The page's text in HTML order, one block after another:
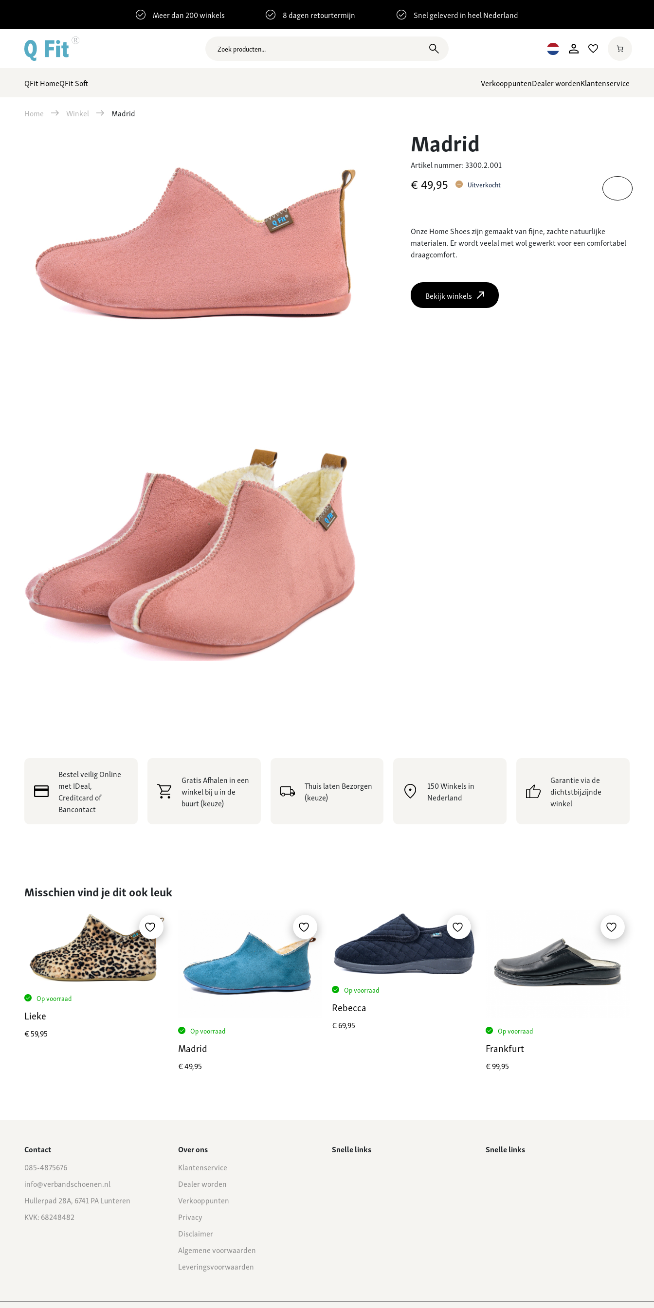
Meer dan 200 winkels 8 dagen retourtermijn Snel geleverd in heel Nederland
QFit HomeQFit Soft VerkooppuntenDealer wordenKlantenservice
Home Winkel Madrid
Madrid
Artikel nummer: 3300.2.001
€49,95 Uitverkocht
Onze Home Shoes zijn gemaakt van fijne, zachte natuurlijke
materialen. Er wordt veelal met wol gewerkt voor een comfortabel
draagcomfort.
Bekijk winkels
Bestel veilig Online
met IDeal,
Creditcard of
Bancontact
Gratis Afhalen in een
winkel bij u in de
buurt (keuze)
Thuis laten Bezorgen
(keuze)
150 Winkels in
Nederland
Garantie via de
dichtstbijzijnde
winkel
Misschien vind je dit ook leuk
Op voorraad
Lieke
€59,95 Op voorraad
Madrid
€49,95
Op voorraad
Rebecca
€69,95 Op voorraad
Frankfurt
€99,95
Contact
085-4875676
info@verbandschoenen.nl
Hullerpad 28A, 6741 PA Lunteren
KVK: 68248482
Over ons
Klantenservice
Dealer worden
Verkooppunten
Privacy
Disclaimer
Algemene voorwaarden
Leveringsvoorwaarden
Snelle links Snelle links